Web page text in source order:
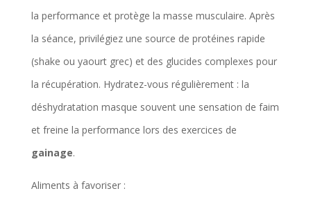
la performance et protège la masse musculaire. Après
la séance, privilégiez une source de protéines rapide
(shake ou yaourt grec) et des glucides complexes pour
la récupération. Hydratez-vous régulièrement : la
déshydratation masque souvent une sensation de faim
et freine la performance lors des exercices de
gainage.
Aliments à favoriser :